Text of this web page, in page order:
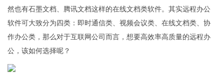
然也有石墨文档、腾讯文档这样的在线文档类软件。其实远程办公
软件可大致分为四类：即时通信类、视频会议类、在线文档类、协
作办公类，那么对于互联网公司而言，想要高效率高质量的远程办
公，该如何选择呢？